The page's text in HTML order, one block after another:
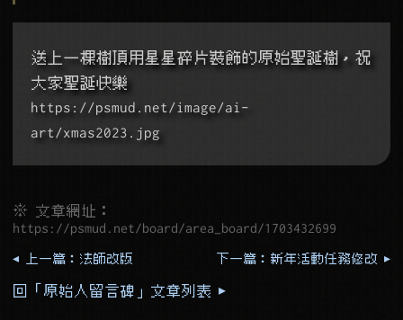
送上一棵樹頂用星星碎片裝飾的原始聖誕樹，祝
大家聖誕快樂
https://psmud.net/image/ai-
art/xmas2023.jpg
※ 文章網址：
https://psmud.net/board/area_board/1703432699
◂ 上一篇：法師改版 下一篇：新年活動任務修改 ▸
回「原始人留言碑」文章列表 ▸